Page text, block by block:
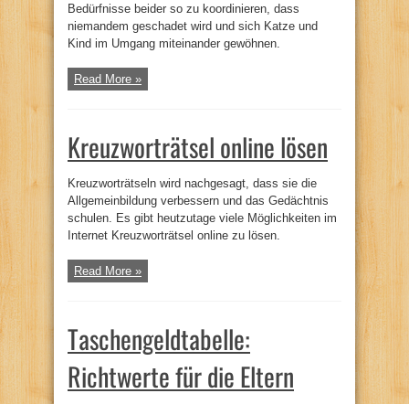
Bedürfnisse beider so zu koordinieren, dass
niemandem geschadet wird und sich Katze und
Kind im Umgang miteinander gewöhnen.
Read More »
Kreuzworträtsel online lösen
Kreuzworträtseln wird nachgesagt, dass sie die
Allgemeinbildung verbessern und das Gedächtnis
schulen. Es gibt heutzutage viele Möglichkeiten im
Internet Kreuzworträtsel online zu lösen.
Read More »
Taschengeldtabelle:
Richtwerte für die Eltern